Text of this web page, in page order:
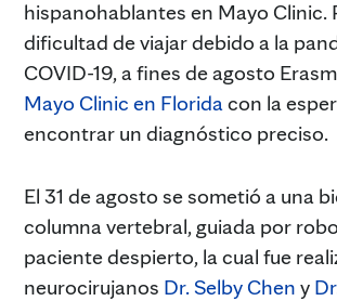
hispanohablantes en Mayo Clinic.
dificultad de viajar debido a la
COVID-19, a fines de agosto
Mayo Clinic en Floridacon la
encontrar un diagnóstico preciso.
El 31 de agosto se sometió a una
columna vertebral, guiada por
paciente despierto, la cual fue
neurocirujanos Dr. Selby Chen y